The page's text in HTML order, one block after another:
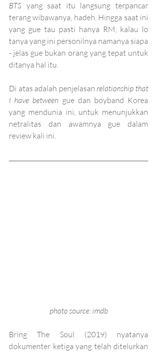
BTS yang saat itu langsung terpancar
terang wibawanya, hadeh. Hingga saat ini
yang gue tau pasti hanya RM, kalau lo
tanya yang ini personilnya namanya siapa
- jelas gue bukan orang yang tepat untuk
ditanya hal itu.
Di atas adalah penjelasan relationship that
I have between gue dan boyband Korea
yang mendunia ini, untuk menunjukkan
netralitas dan awamnya gue dalam
review kali ini.
photo source: imdb
Bring The Soul (2019) nyatanya
dokumenter ketiga yang telah ditelurkan